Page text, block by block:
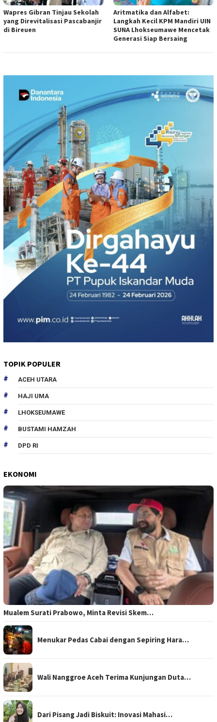
Wapres Gibran Tinjau Sekolah
yang Direvitalisasi Pascabanjir
di Bireuen
Aritmatika dan Alfabet:
Langkah Kecil KPM Mandiri UIN
SUNA Lhokseumawe Mencetak
Generasi Siap Bersaing
TOPIK POPULER
ACEH UTARA
HAJI UMA
LHOKSEUMAWE
BUSTAMI HAMZAH
DPD RI
EKONOMI
Mualem Surati Prabowo, Minta Revisi Skem…
Menukar Pedas Cabai dengan Sepiring Hara…
Wali Nanggroe Aceh Terima Kunjungan Duta…
Dari Pisang Jadi Biskuit: Inovasi Mahasi…